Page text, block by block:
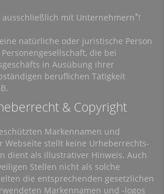
mit Unternehmern*!
natürliche oder juristische Person
die bei
in Ausübung ihrer
beruflichen Tätigkeit
& Copyright
Markennamen und
Webseite stellt keine Urheberrechts-
dient als illustrativer Hinweis. Auch
Stellen nicht als solche
die entsprechenden gesetzlichen
Markennamen und -logos